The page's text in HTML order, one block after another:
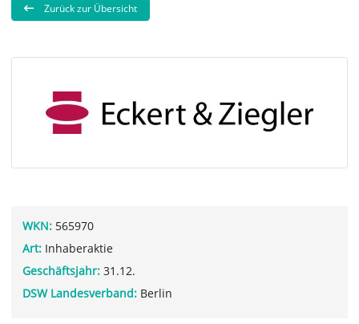
Zurück zur Übersicht
WKN: 565970
Art: Inhaberaktie
Geschäftsjahr: 31.12.
DSW Landesverband: Berlin